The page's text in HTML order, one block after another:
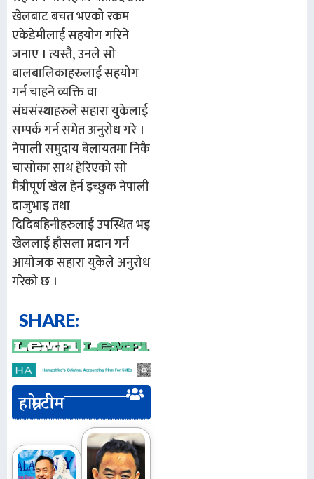
खेलबाट बचत भएको रकम
एकेडेमीलाई सहयोग गरिने
जनाए । त्यस्तै, उनले सो
बालबालिकाहरुलाई सहयोग
गर्न चाहने व्यक्ति वा
संघसंस्थाहरुले सहारा युकेलाई
सम्पर्क गर्न समेत अनुरोध गरे ।
नेपाली समुदाय बेलायतमा निकै
चासोका साथ हेरिएको सो
मैत्रीपूर्ण खेल हेर्न इच्छुक नेपाली
दाजुभाइ तथा
दिदिबहिनीहरुलाई उपस्थित भइ
खेललाई हौसला प्रदान गर्न
आयोजक सहारा युकेले अनुरोध
गरेको छ ।
SHARE:
हाम्रो टीम